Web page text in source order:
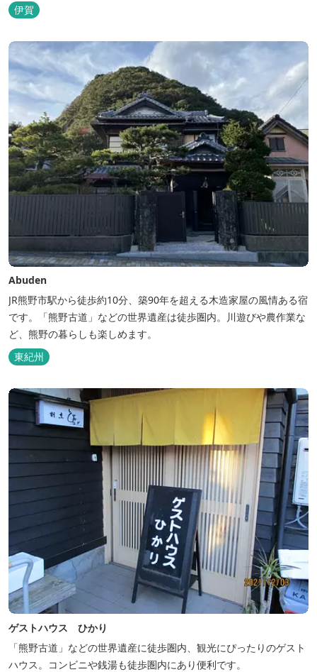
ただくために、注文後じっくり揚げてお出ししています。 ★手作
りのお蕎麦をお楽しみいただけます！ お蕎麦は毎日お店で打ってつ
くっております。北海道や三重のそば粉を使用してつくる、喉ごし
の良い昔ながらのお蕎麦...
伊賀
Abuden
JR熊野市駅から徒歩約10分、築90年を超える木造家屋の風情ある宿
です。「熊野古道」などの世界遺産は徒歩圏内。川遊びや農作業な
ど、熊野の暮らしも楽しめます。
東紀州
ゲストハウス ひかり
「熊野古道」などの世界遺産に徒歩圏内、観光にぴったりのゲスト
ハウス。コンビニや銭湯も徒歩圏内にあり便利です。